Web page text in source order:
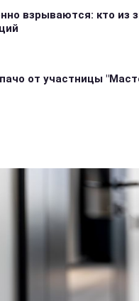
взрываются: кто из
от участницы